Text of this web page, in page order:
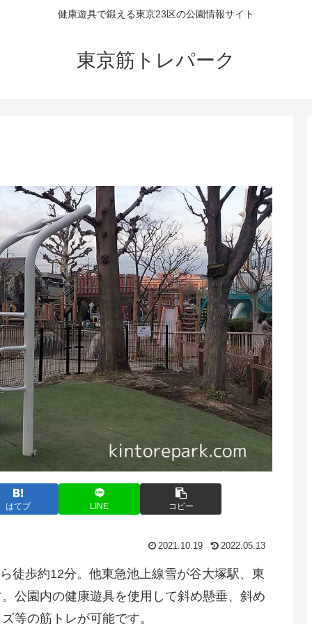
健康遊具で鍛える東京23区の公園情報サイト
東京筋トレパーク
はてブ LINE コピー
2021.10.19 2022.05.13
徒歩約12分。他東急池上線雪が谷大塚駅、東
公園内の健康遊具を使用して斜め懸垂、斜め
等の筋トレが可能です。